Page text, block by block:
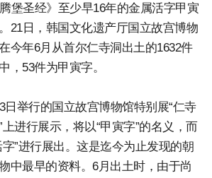
堡圣经》至少早16年的金属活字甲寅
21日，韩国文化遗产厅国立故宫博物
今年6月从首尔仁寺洞出土的1632件
，53件为甲寅字。
日举行的国立故宫博物馆特别展“仁寺
进行展示，将以“甲寅字”的名义，而
”进行展出。这是迄今为止发现的朝
中最早的资料。6月出土时，由于尚